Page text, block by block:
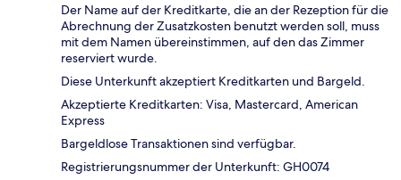
Der Name auf der Kreditkarte, die an der Rezeption für die
Abrechnung der Zusatzkosten benutzt werden soll, muss
mit dem Namen übereinstimmen, auf den das Zimmer
reserviert wurde.
Diese Unterkunft akzeptiert Kreditkarten und Bargeld.
Akzeptierte Kreditkarten: Visa, Mastercard, American
Express
Bargeldlose Transaktionen sind verfügbar.
Registrierungsnummer der Unterkunft: GH0074